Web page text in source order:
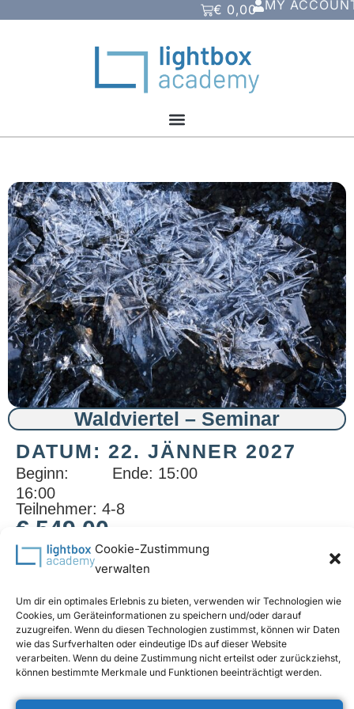
Cookie-Zustimmung
verwalten
Um dir ein optimales Erlebnis zu bieten, verwenden wir Technologien wie
Cookies, um Geräteinformationen zu speichern und/oder darauf
zuzugreifen. Wenn du diesen Technologien zustimmst, können wir Daten
wie das Surfverhalten oder eindeutige IDs auf dieser Website
verarbeiten. Wenn du deine Zustimmung nicht erteilst oder zurückziehst,
können bestimmte Merkmale und Funktionen beeinträchtigt werden.
MY
€ 0,00
Waldviertel – Seminar
DATUM: 22. JÄNNER 2027
Beginn:
16:00
Ende: 15:00
Teilnehmer: 4-8
€ 549,00
Enthält 20% MwSt.
Fotoseminar Waldviertel
Ende: 24.Jänner 2026 ca. 15:00
© 2024 Lightbox Academy | All Rights Reserved